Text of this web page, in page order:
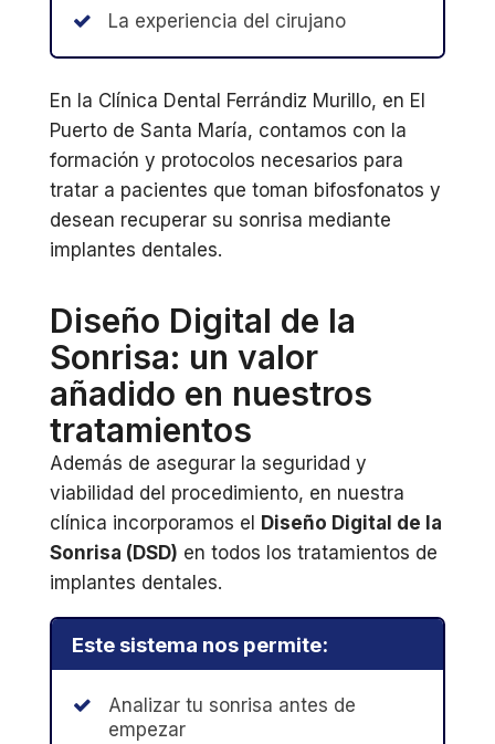
La experiencia del cirujano
En la Clínica Dental Ferrándiz Murillo, en El
Puerto de Santa María, contamos con la
formación y protocolos necesarios para
tratar a pacientes que toman bifosfonatos y
desean recuperar su sonrisa mediante
implantes dentales.
Diseño Digital de la
Sonrisa: un valor
añadido en nuestros
tratamientos
Además de asegurar la seguridad y
viabilidad del procedimiento, en nuestra
clínica incorporamos el
Diseño Digital de la
Sonrisa (DSD) en todos los tratamientos de
implantes dentales.
Este sistema nos permite:
Analizar tu sonrisa antes de
empezar